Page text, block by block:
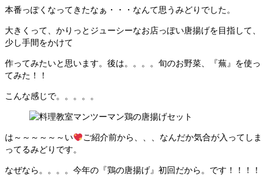
本番っぽくなってきたなぁ・・・なんて思うみどりでした。
大きくって、かりっとジューシーなお店っぽい唐揚げを目指して、
少し手間をかけて
作ってみたいと思います。後は。。。。旬のお野菜、『蕪』を使っ
てみた！！
こんな感じで。。。。。
は～～～～～～い
ご紹介前から、、、なんだか気合が入ってしま
ってるみどりです。
なぜなら。。。。今年の『鶏の唐揚げ』初回だから。です！！！！